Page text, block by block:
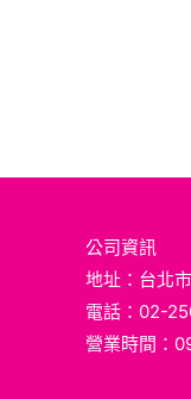
公司資訊
地址：台北
電話：02-
營業時間：